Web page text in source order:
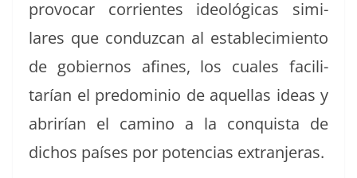
provo­car cor­ri­entes ide­ológ­i­cas sim­i­
lares que con­duz­can al establec­imien­to
de gob­ier­nos afines, los cuales facil­i­
tarían el pre­do­minio de aque­l­las ideas y
abrirían el camino a la con­quista de
dichos país­es por poten­cias extranjeras.